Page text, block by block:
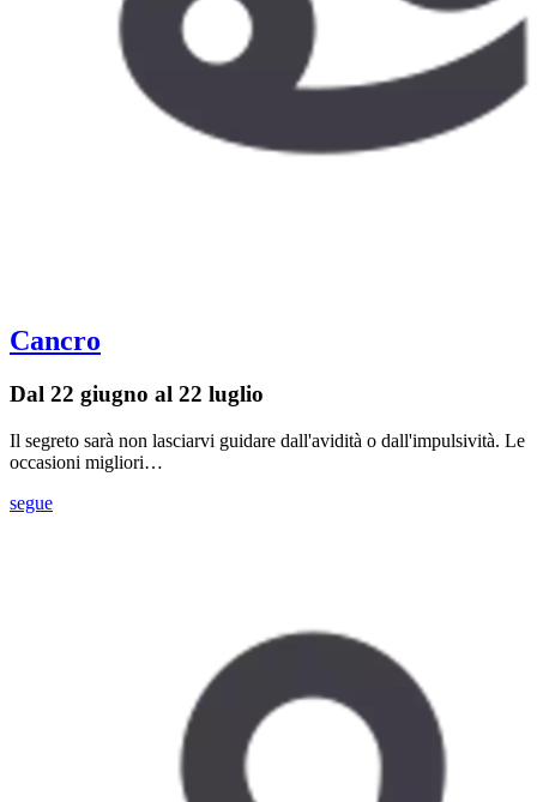
Cancro
Dal 22 giugno al 22 luglio
Il segreto sarà non lasciarvi guidare dall'avidità o dall'impulsività. Le
occasioni migliori…
segue